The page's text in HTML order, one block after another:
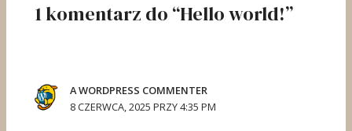
1 komentarz do “Hello world!”
A WORDPRESS COMMENTER
8 CZERWCA, 2025 PRZY 4:35 PM